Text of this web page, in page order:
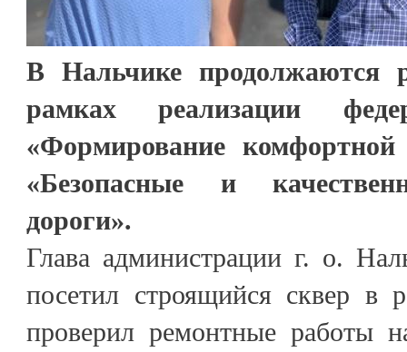
В Нальчике продолжаются
рамках реализации
«Формирование
«Безопасные и
дороги».
Глава администрации г. о.
посетил строящийся сквер в
проверил ремонтные работы